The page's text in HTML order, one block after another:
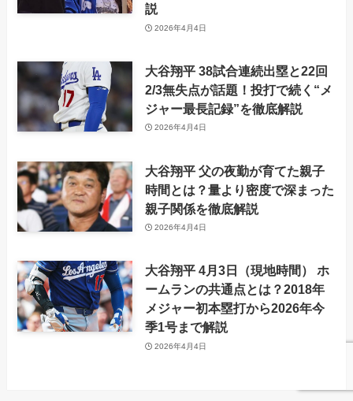
説
2026年4月4日
大谷翔平 38試合連続出塁と22回
2/3無失点が話題！投打で続く“メ
ジャー最長記録”を徹底解説
2026年4月4日
大谷翔平 父の夜勤が育てた親子
時間とは？量より密度で深まった
親子関係を徹底解説
2026年4月4日
大谷翔平 4月3日（現地時間） ホ
ームランの共通点とは？2018年
メジャー初本塁打から2026年今
季1号まで解説
2026年4月4日